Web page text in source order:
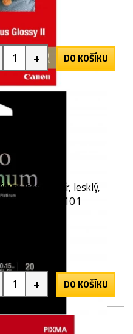
+ DO KOŠÍKU
foto papír, lesklý,
20 ks, PT-101
+ DO KOŠÍKU